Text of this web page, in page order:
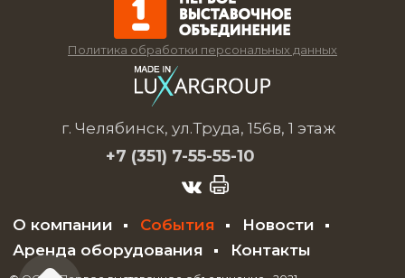
Политика обработки персональных данных
г. Челябинск, ул.Труда, 156в, 1 этаж
+7 (351) 7-55-55-10
О компании События
Новости
Аренда оборудования
Контакты